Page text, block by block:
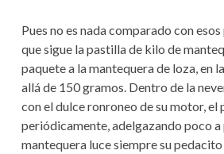
Pues no es nada comparado con
que sigue la pastilla de kilo de
paquete a la mantequera de loza, en
allá de 150 gramos. Dentro de la
con el dulce ronroneo de su motor, el
periódicamente, adelgazando poco
mantequera luce siempre su